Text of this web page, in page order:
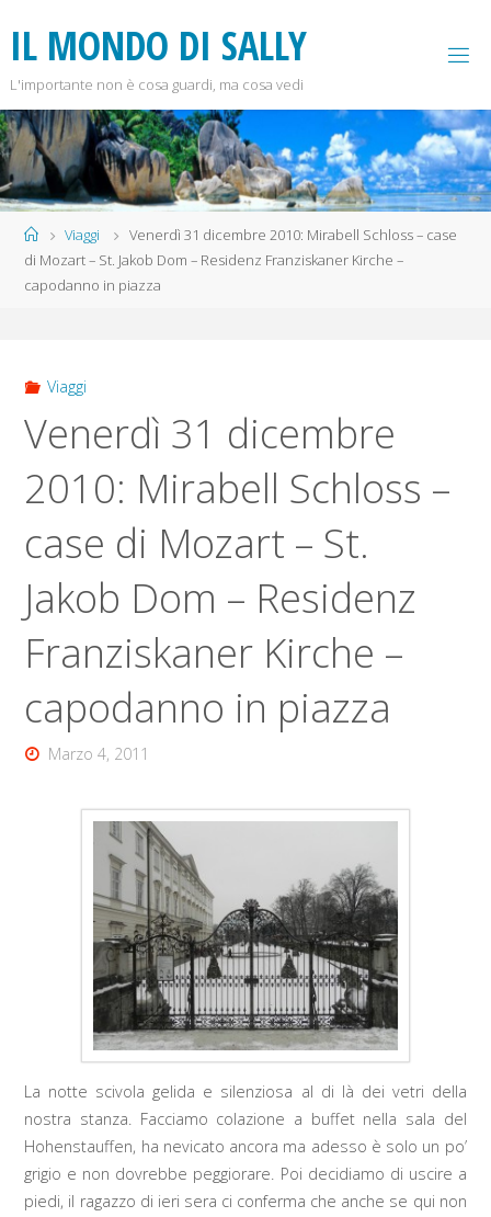
contenuto
IL MONDO DI SALLY
L'importante non è cosa guardi, ma cosa vedi
HomeViaggi
Venerdì 31 dicembre 2010: Mirabell Schloss – case
di Mozart – St. Jakob Dom – Residenz Franziskaner Kirche –
capodanno in piazza
Viaggi
Venerdì 31 dicembre
2010: Mirabell Schloss –
case di Mozart – St.
Jakob Dom – Residenz
Franziskaner Kirche –
capodanno in piazza
Marzo 4, 2011
La notte scivola gelida e silenziosa al di là dei vetri della
nostra stanza. Facciamo colazione a buffet nella sala del
Hohenstauffen, ha nevicato ancora ma adesso è solo un po’
grigio e non dovrebbe peggiorare. Poi decidiamo di uscire a
piedi, il ragazzo di ieri sera ci conferma che anche se qui non